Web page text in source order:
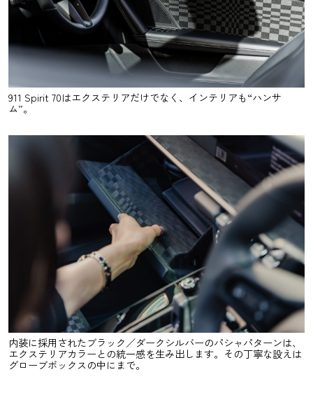
911 Spirit 70はエクステリアだけでなく、インテリアも“ハンサ
ム”。
内装に採用されたブラック／ダークシルバーのパシャパターンは、
エクステリアカラーとの統一感を生み出します。その丁寧な設えは
グローブボックスの中にまで。